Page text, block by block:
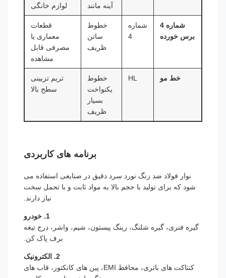
آینه مانند
لوازم خانگی
شماره 4
برس خورده
شماره
4
خطوط
ساتن
ظریف
قطعات
معماری یا
مصرفی قابل
مشاهده
خط مو HL
خطوط
یکنواخت
بسیار
ظریف
تریم تزیینی
سطح بالا
برنامه های کاربردی
نوار فولاد ضد زنگ نورد سرد دقیق در صنایعی استفاده می
شود که برای تولید با حجم بالا به مواد ثابت و با تحمل سخت
نیاز دارند.
1. خودرو
گیره فنری، گیره شلنگ، رینگ پیستون، شیم، واشر، درج تیغه
برف پاک کن.
2. الکترونیک
کنتاکت های باتری، محافظ EMI، پین های کانکتور، قاب های